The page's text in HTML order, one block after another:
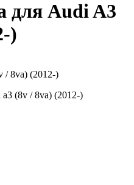
для Audi A3
)